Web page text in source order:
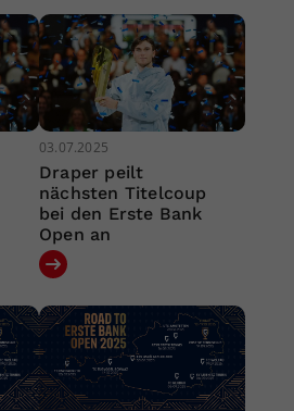
03.07.2025
Draper peilt
nächsten Titelcoup
bei den Erste Bank
Open an